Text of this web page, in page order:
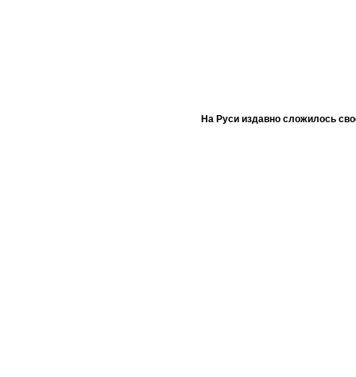
На Руси издавно сложилось